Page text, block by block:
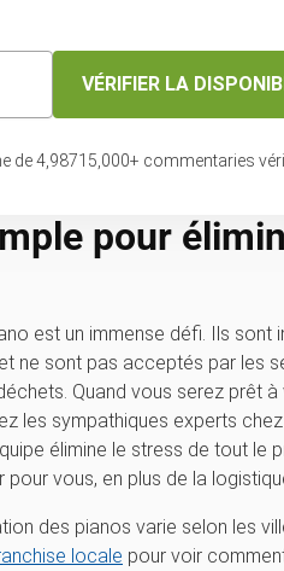
VÉRIFIER LA
de4,98715,000+ commentaries
pour
est un immense défi. Ils sont
ne sont pas acceptés par les
Quand vous serez prêt
les sympathiques experts chez
élimine le stress de tout le
vous, en plus de la
des pianos varie selon les
locale pour voir